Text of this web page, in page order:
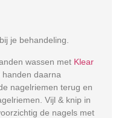
bij je behandeling.
wassen met Klear
handen daarna
nagelriemen terug en
Vijl & knip in
de nagels met